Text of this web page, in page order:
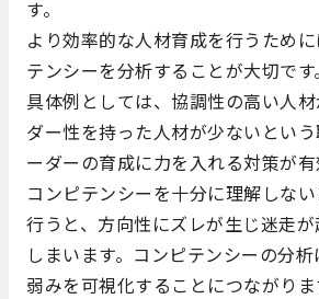
す。
より効率的な人材育成を行うため
テンシーを分析することが大切です。
具体例としては、協調性の高い人
ダー性を持った人材が少ないとい
ーダーの育成に力を入れる対策が有
コンピテンシーを十分に理解しな
行うと、方向性にズレが生じ迷走
しまいます。コンピテンシーの分
弱みを可視化することにつながり